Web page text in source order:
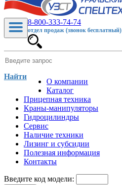
8-800-333-74-74
отдел продаж (звонок бесплатный)
Найти
О компании
Каталог
Прицепная техника
Краны-манипуляторы
Гидроцилиндры
Сервис
Наличие техники
Лизинг и субсидии
Полезная информация
Контакты
Введите код модели: